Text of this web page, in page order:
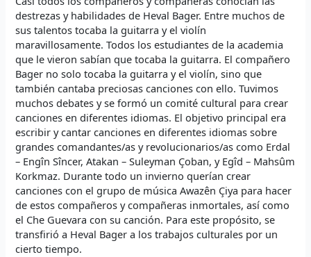
destrezas y habilidades de Heval Bager. Entre muchos de
sus talentos tocaba la guitarra y el violín
maravillosamente. Todos los estudiantes de la academia
que le vieron sabían que tocaba la guitarra. El compañero
Bager no solo tocaba la guitarra y el violín, sino que
también cantaba preciosas canciones con ello. Tuvimos
muchos debates y se formó un comité cultural para crear
canciones en diferentes idiomas. El objetivo principal era
escribir y cantar canciones en diferentes idiomas sobre
grandes comandantes/as y revolucionarios/as como Erdal
– Engîn Sîncer, Atakan – Suleyman Çoban, y Egîd – Mahsûm
Korkmaz. Durante todo un invierno querían crear
canciones con el grupo de música Awazên Çiya para hacer
de estos compañeros y compañeras inmortales, así como
el Che Guevara con su canción. Para este propósito, se
transfirió a Heval Bager a los trabajos culturales por un
cierto tiempo.